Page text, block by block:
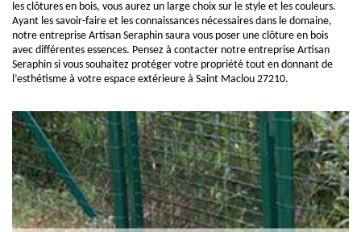
les clôtures en bois, vous aurez un large choix sur le style et les couleurs.
Ayant les savoir-faire et les connaissances nécessaires dans le domaine,
notre entreprise Artisan Seraphin saura vous poser une clôture en bois
avec différentes essences. Pensez à contacter notre entreprise Artisan
Seraphin si vous souhaitez protéger votre propriété tout en donnant de
l’esthétisme à votre espace extérieure à Saint Maclou 27210.